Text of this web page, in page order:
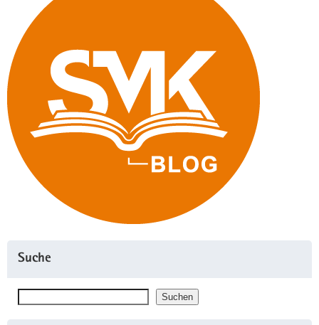
Suche
Suchen